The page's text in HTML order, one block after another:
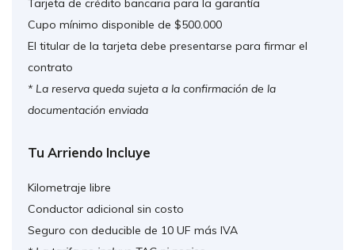
Tarjeta de crédito bancaria para la garantía
Cupo mínimo disponible de $500.000
El titular de la tarjeta debe presentarse para firmar el
contrato
* La reserva queda sujeta a la confirmación de la
documentación enviada
Tu Arriendo Incluye
Kilometraje libre
Conductor adicional sin costo
Seguro con deducible de 10 UF más IVA